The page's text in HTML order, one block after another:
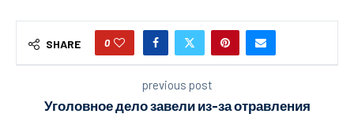
SHARE 0
previous post
Уголовное дело завели из-за отравления